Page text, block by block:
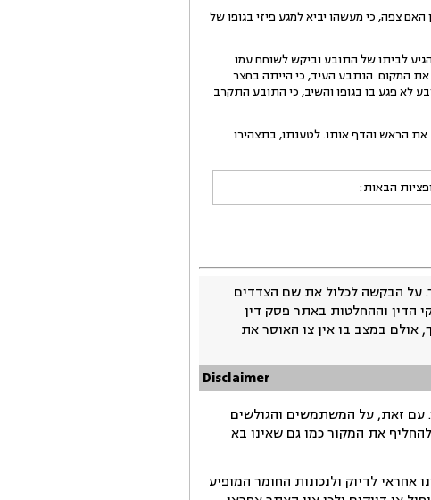
האם צפה, כי מעשהו יביא למגע פיזי בגופו של
לביתו של התובע וביקש לשוחח עמו
את המקום. הנתבע העיד, כי הייתה בחצר
(עמ' 29 ש' 7-10). נטען בפני הנתבע, כי התובע לא פגע בו בגופו והשיב, כי התובע התקרב
עץ והוא סובב את הראש והדף אותו. לטענתו, בתצהירו
הבאות:
על הבקשה לכלול את שם הצדדים
הדין וההחלטות באתר פסק דין
במצב בו אין צו האוסר את
Disclaimer
עם זאת, על המשתמשים והגולשים
את המקור כמו גם שאינו בא
לדיוק ולנכונות החומר המופיע